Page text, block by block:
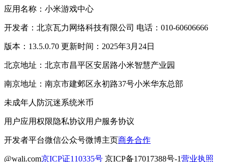
应用名称：小米游戏中心
开发者：北京瓦力网络科技有限公司 电话：010-60606666
版本：13.5.0.70 更新时间：2025年3月24日
北京地址：北京市昌平区安居路小米智慧产业园
南京地址：南京市建邺区永初路37号小米华东总部
未成年人防沉迷系统米币
用户应用权限隐私协议用户服务协议
开发者平台微信公众号微博主页商务合作
@wali.com京ICP证110335号 京ICP备17017388号-1营业执照